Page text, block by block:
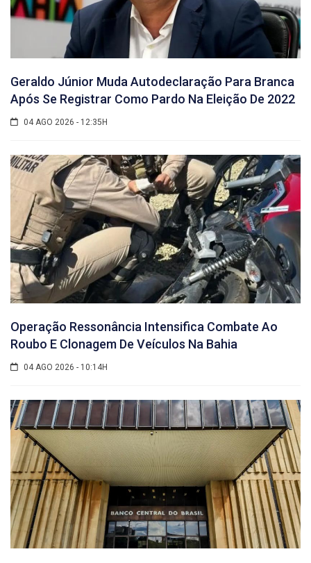
Geraldo Júnior Muda Autodeclaração Para Branca
Após Se Registrar Como Pardo Na Eleição De 2022
04 AGO 2026 - 12:35H
Operação Ressonância Intensifica Combate Ao
Roubo E Clonagem De Veículos Na Bahia
04 AGO 2026 - 10:14H